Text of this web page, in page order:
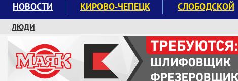
НОВОСТИ КИРОВО-ЧЕПЕЦК СЛОБОДСКОЙ
ЛЮДИ
КРУЖКИ И СЕКЦИИ
ЗАВОДУ "МАЯК" 85 ЛЕТ
ЭКОЛОГИЯ